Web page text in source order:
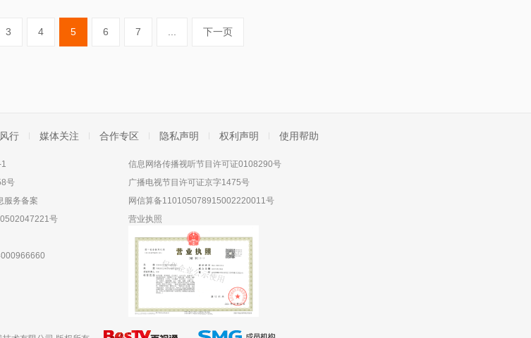
3 4 5 6 7 下一页
行 媒体关注 合作专区 隐私声明 权利声明 使用帮助
号
服务备案
号
信息网络传播视听节目许可证0108290号
广播电视节目许可证京字1475号
网信算备110105078915002220011号
营业执照